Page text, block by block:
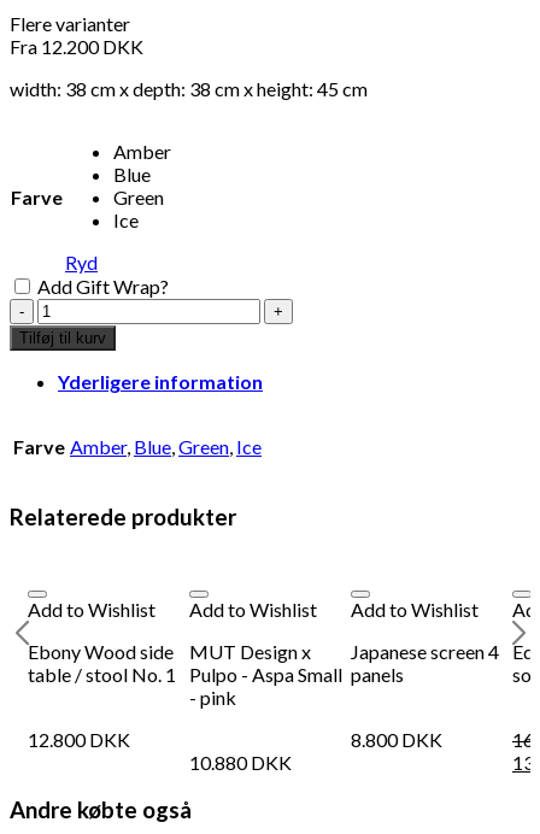
Flere varianter
Fra 12.200DKK
width: 38 cm x depth: 38 cm x height: 45 cm
Farve
Amber
Blue
Green
Ice
Ryd
Add Gift Wrap?
Soda
amber
high
antal
Tilføj til kurv
Yderligere information
Farve Amber, Blue,Green, Ice
Relaterede produkter
Add to Wishlist
Ebony Wood side
table / stool No. 1
12.800DKK
Add to Wishlist
MUT Design x
Pulpo - Aspa Small
- pink
10.880DKK
Add to Wishlist
Japanese screen 4
panels
8.800DKK
Andre købte også